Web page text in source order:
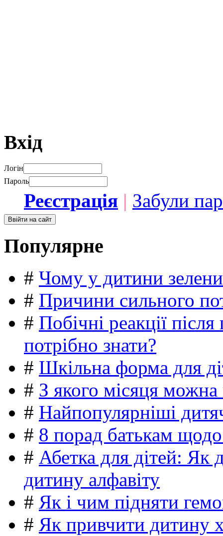
Вхід
Логін
Пароль
Реєстрація | Забули
Популярне
# Чому у дитини
# Причини сильного
# Побічні реакції
потрібно знати?
# Шкільна форма для
# З якого місяця можна
# Найпопулярніші
# 8 порад батькам
# Абетка для дітей: Як
дитину алфавіту
# Як і чим підняти
# Як привчити дитину